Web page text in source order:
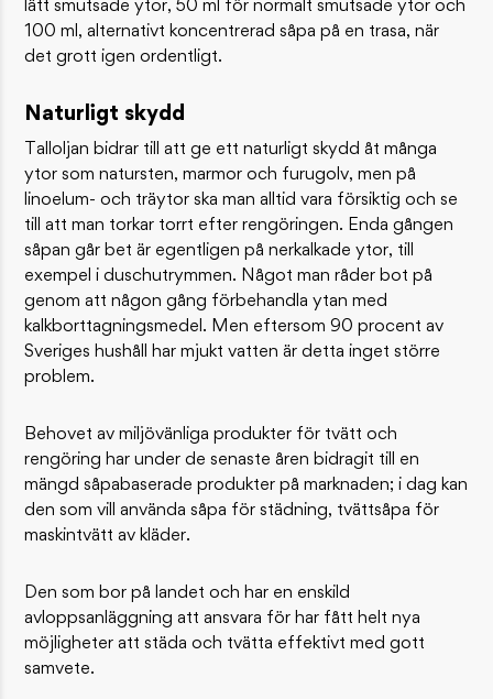
lätt smutsade ytor, 50 ml för normalt smutsade ytor och
100 ml, alternativt koncentrerad såpa på en trasa, när
det grott igen ordentligt.
Naturligt skydd
Talloljan bidrar till att ge ett naturligt skydd åt många
ytor som natursten, marmor och furugolv, men på
linoelum- och träytor ska man alltid vara försiktig och se
till att man torkar torrt efter rengöringen. Enda gången
såpan går bet är egentligen på nerkalkade ytor, till
exempel i duschutrymmen. Något man råder bot på
genom att någon gång förbehandla ytan med
kalkborttagningsmedel. Men eftersom 90 procent av
Sveriges hushåll har mjukt vatten är detta inget större
problem.
Behovet av miljövänliga produkter för tvätt och
rengöring har under de senaste åren bidragit till en
mängd såpabaserade produkter på marknaden; i dag kan
den som vill använda såpa för städning, tvättsåpa för
maskintvätt av kläder.
Den som bor på landet och har en enskild
avloppsanläggning att ansvara för har fått helt nya
möjligheter att städa och tvätta effektivt med gott
samvete.